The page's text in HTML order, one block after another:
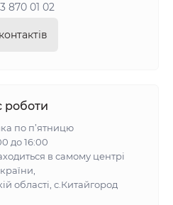
870 01 02
роботи
по п’ятницю
до 16:00
в самому центрі
області, с.Китайгород